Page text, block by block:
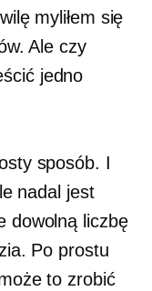
myliłem się
Ale czy
jedno
sposób. I
nadal jest
dowolną liczbę
Po prostu
to zrobić